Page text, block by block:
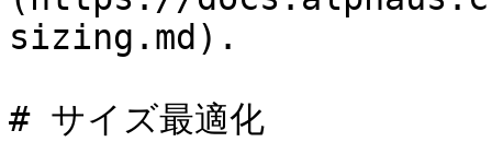
sizing.md).
# サイズ最適化